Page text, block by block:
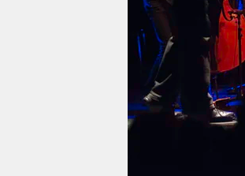
verlag
veranstaltungen
shop
fragen & hilfe